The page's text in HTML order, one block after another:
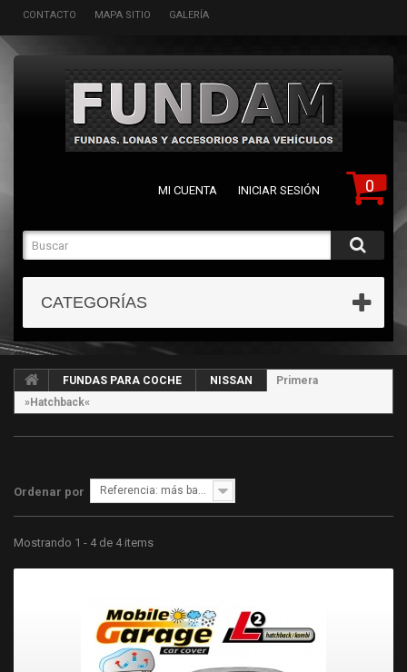
CONTACTO MAPA SITIO GALERÍA
0
MI CUENTA INICIAR SESIÓN
CATEGORÍAS
FUNDAS PARA COCHE NISSAN
Primera
»Hatchback«
Ordenar por Referencia: más bajo primero
Mostrando 1 - 4 de 4 items